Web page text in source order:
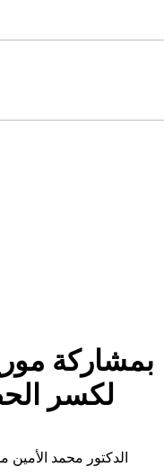
بمشاركة
لكسر